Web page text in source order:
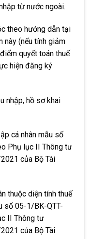
từ nước ngoài.
theo hướng dẫn tại
này (nếu tính giảm
quyết toán thuế
hiện đăng ký
nhập, hồ sơ khai
cá nhân mẫu số
Phụ lục II Thông tư
của Bộ Tài
thuộc diện tính thuế
số 05-1/BK-QTT-
II Thông tư
của Bộ Tài